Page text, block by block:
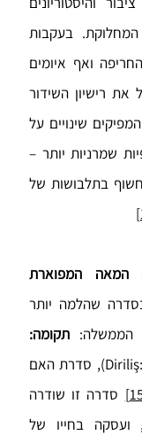
המחלוקת. בעקבות
ואף איומים
רישיון השידור
שינויים על
שמרניות יותר –
בתלבושות של
המאה המפוארת
שהלמה יותר
הממשלה: תקומה:
(Diriliş: Ertuğrul), סדרת האם
סדרה זו שודרה
2014–2019, ועסקה בחייו של